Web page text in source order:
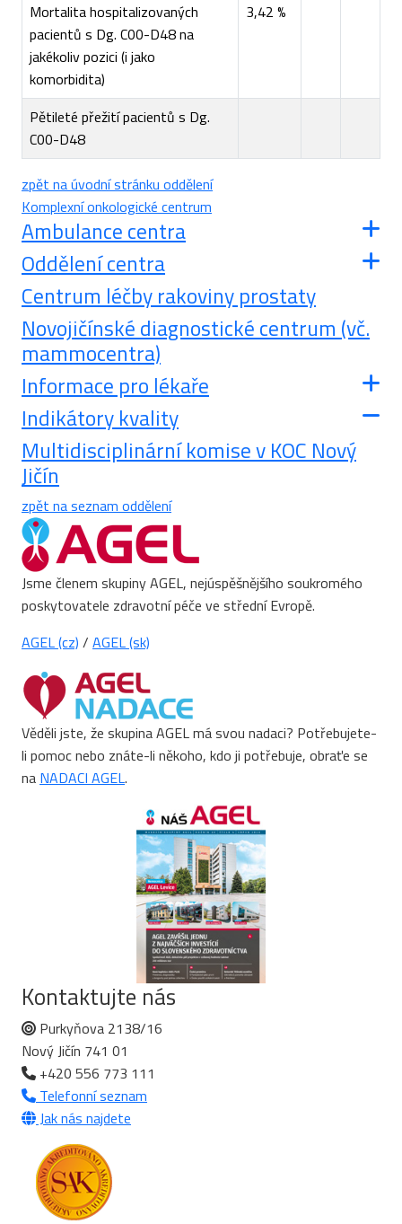
Mortalita hospitalizovaných
pacientů s Dg. C00-D48 na
jakékoliv pozici (i jako
komorbidita)
3,42 %
Pětileté přežití pacientů s Dg.
C00-D48
zpět na úvodní stránku oddělení
Komplexní onkologické centrum
Ambulance centra
Oddělení centra
Centrum léčby rakoviny prostaty
Novojičínské diagnostické centrum (vč.
mammocentra)
Informace pro lékaře
Indikátory kvality
Multidisciplinární komise v KOC Nový
Jičín
zpět na seznam oddělení
Jsme členem skupiny AGEL, nejúspěšnějšího soukromého
poskytovatele zdravotní péče ve střední Evropě.
AGEL (cz) / AGEL (sk)
Věděli jste, že skupina AGEL má svou nadaci? Potřebujete-
li pomoc nebo znáte-li někoho, kdo ji potřebuje, obraťe se
na NADACI AGEL.
Kontaktujte nás
Purkyňova 2138/16
Nový Jičín 741 01
+420 556 773 111
Telefonní seznam
Jak nás najdete